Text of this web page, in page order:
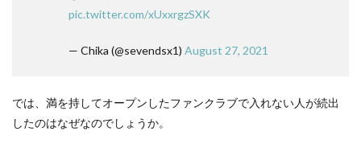
pic.twitter.com/xUxxrgzSXK
— Chika (@sevendsx1) August 27, 2021
では、満を持してオープンしたファンクラブで入れない人が続出
したのはなぜなのでしょうか。